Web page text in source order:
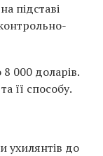
підставі
8 000 доларів.
її способу.
ухилянтів до